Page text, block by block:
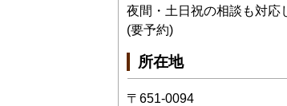
夜間・土日祝の相談も対応
(要予約)
所在地
〒651-0094